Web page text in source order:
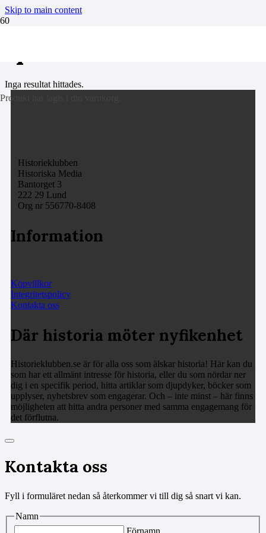
Skip to main content
Produkt
Inga resultat hittades.
Historieklubben
Historiska Media
Bantorget 3
222 29 Lund
Org nr 556770-8408
Information
Köpvillkor
Integritetspolicy
Kontakta oss
Där historia möter nyfikenhet
Historieklubben.se är för alla oss som älskar historia! Här kan du
som har ett allmänt intresse för historia, eller du som nördar ner
dig i en specifik period, hitta artiklar som djupdyker, böcker som
upplyser, nyhetsbrev som engagerar. Och – inte minst – här finns
möjligheten att hitta andra personer med samma engagemang för
det förflutna.
Kontakta oss
Fyll i formuläret nedan så återkommer vi till dig så snart vi kan.
Namn
Förnamn